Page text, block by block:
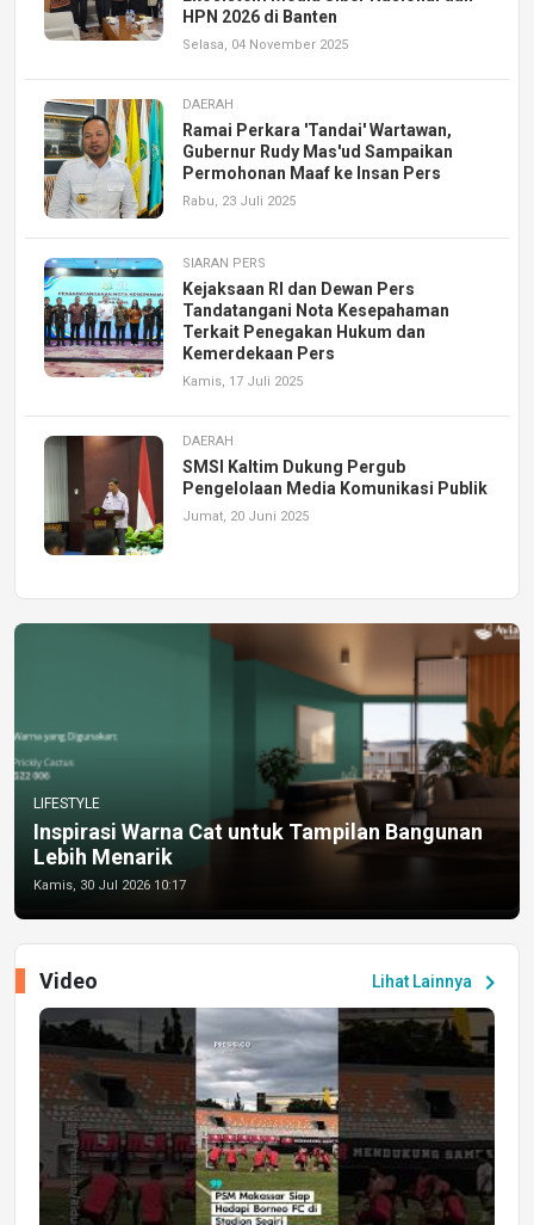
HPN 2026 di Banten
Selasa, 04 November 2025
DAERAH
Ramai Perkara 'Tandai' Wartawan,
Gubernur Rudy Mas'ud Sampaikan
Permohonan Maaf ke Insan Pers
Rabu, 23 Juli 2025
SIARAN PERS
Kejaksaan RI dan Dewan Pers
Tandatangani Nota Kesepahaman
Terkait Penegakan Hukum dan
Kemerdekaan Pers
Kamis, 17 Juli 2025
DAERAH
SMSI Kaltim Dukung Pergub
Pengelolaan Media Komunikasi Publik
Jumat, 20 Juni 2025
LIFESTYLE
Inspirasi Warna Cat untuk Tampilan Bangunan
Lebih Menarik
Kamis, 30 Jul 2026 10:17
Lihat Lainnya chevron_right
Video